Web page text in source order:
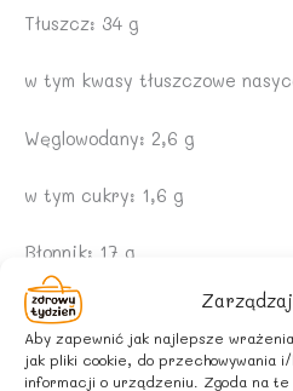
Aby zapewnić jak najlepsze
jak pliki cookie, do przechowywania
informacji o urządzeniu. Zgoda na te
Tłuszcz: 34 g
w tym kwasy tłuszczowe
Węglowodany: 2,6 g
w tym cukry: 1,6 g
Błonnik: 17 g
Białko: 14 g
Sól: 0,24 g